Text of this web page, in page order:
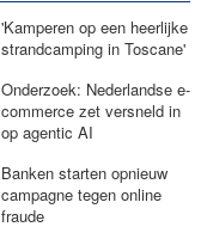
'Kamperen op een heerlijke
strandcamping in Toscane'
Onderzoek: Nederlandse e-
commerce zet versneld in
op agentic AI
Banken starten opnieuw
campagne tegen online
fraude